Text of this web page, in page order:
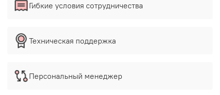
Гибкие условия сотрудничества
Техническая поддержка
Персональный менеджер